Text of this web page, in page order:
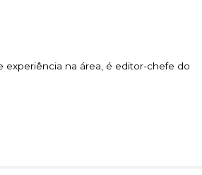
experiência na área, é editor-chefe do